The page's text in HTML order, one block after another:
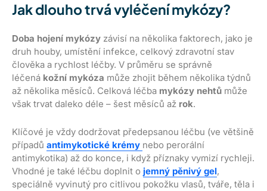
Jak dlouho trvá vyléčení mykózy?
Doba hojení mykózy závisí na několika faktorech, jako je
druh houby, umístění infekce, celkový zdravotní stav
člověka a rychlost léčby. V průměru se správně
léčená kožní mykóza může zhojit během několika týdnů
až několika měsíců. Celková léčba mykózy nehtů může
však trvat daleko déle – šest měsíců až rok.
Klíčové je vždy dodržovat předepsanou léčbu (ve většině
případů antimykotické krémy nebo perorální
antimykotika) až do konce, i když příznaky vymizí rychleji.
Vhodné je také léčbu doplnit o jemný pěnivý gel,
speciálně vyvinutý pro citlivou pokožku vlasů, tváře, těla i